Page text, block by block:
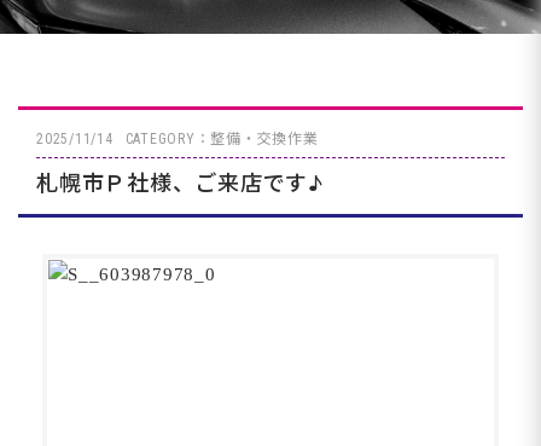
2025/11/14 CATEGORY：整備・交換作業
札幌市Ｐ社様、ご来店です♪